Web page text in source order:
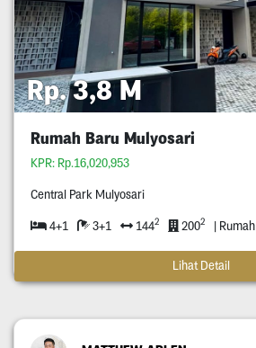
Rp. 3,8 M
Rumah Baru Mulyosari
KPR: Rp.16,020,953
Central Park Mulyosari
4+1 3+1 1442 2002 | Rumah
Lihat Detail